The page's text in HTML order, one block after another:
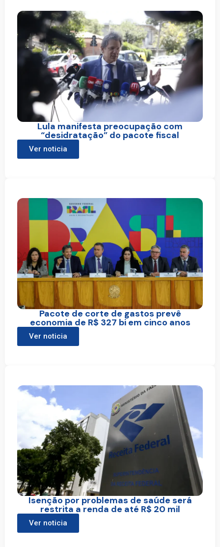
Lula manifesta preocupação com
“desidratação” do pacote fiscal
Ver noticia
Pacote de corte de gastos prevê
economia de R$ 327 bi em cinco anos
Ver noticia
Isenção por problemas de saúde será
restrita a renda de até R$ 20 mil
Ver noticia